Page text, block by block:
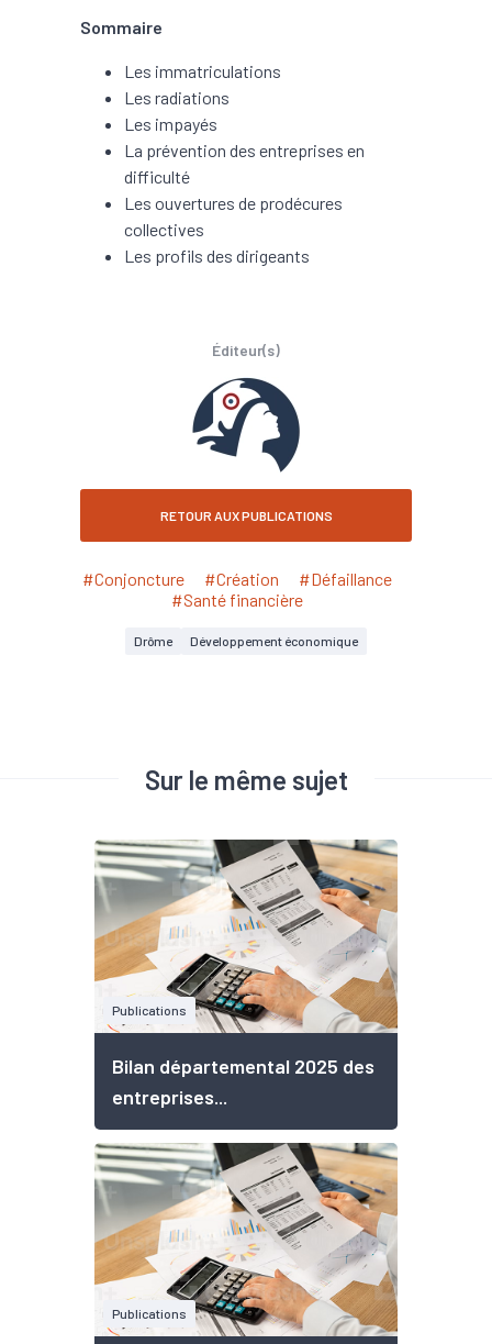
Sommaire
Les immatriculations
Les radiations
Les impayés
La prévention des entreprises en
difficulté
Les ouvertures de prodécures
collectives
Les profils des dirigeants
Éditeur(s)
RETOUR AUX PUBLICATIONS
#Conjoncture #Création
#Défaillance
#Santé financière
Drôme Développement économique
Sur le même sujet
Publications
Bilan départemental 2025 des
entreprises...
Publications